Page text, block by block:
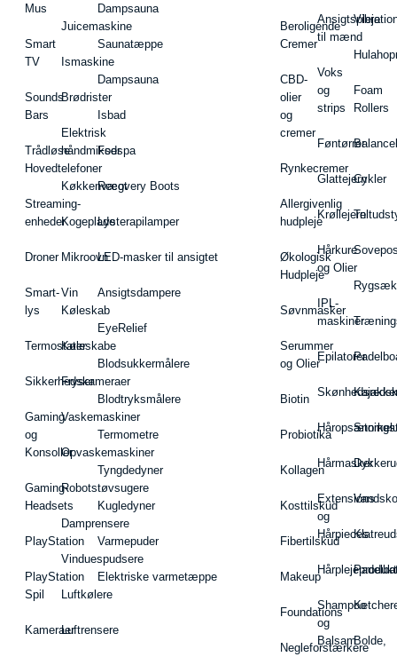
Mus
Smart
TV
Sounds
Bars
Trådløse
Hovedtelefoner
Streaming-
enheder
Droner
Smart-
lys
Termostater
Sikkerhedskameraer
Gaming
og
Konsoller
Gaming-
Headsets
PlayStation
PlayStation
Spil
Kameraer
Juicemaskine
Ismaskine
Brødrister
Elektrisk
håndmikser
Køkkenvægt
Kogeplade
Mikroovn
Vin
Køleskab
Køleskabe
Fryser
Vaskemaskiner
Opvaskemaskiner
Robotstøvsugere
Damprensere
Vinduespudsere
Luftkølere
Luftrensere
Dampsauna
Saunatæppe
Dampsauna
Isbad
Fodspa
Recovery Boots
Lysterapilamper
LED-masker til ansigtet
Ansigtsdampere
EyeRelief
Blodsukkermålere
Blodtryksmålere
Termometre
Tyngdedyner
Kugledyner
Varmepuder
Elektriske varmetæppe
Beroligende
Cremer
CBD-
olier
og
cremer
Rynkecremer
Allergivenlig
hudpleje
Økologisk
Hudpleje
Søvnmasker
Serummer
og Olier
Biotin
Probiotika
Kollagen
Kosttilskud
Fibertilskud
Makeup
Foundations
Negleforstærkere
Ansigtspleje
til mænd
Voks
og
strips
Føntørrer
Glattejern
Krøllejern
Hårkure
og Olier
IPL-
maskiner
Epilatorer
Hårmasker
Extensions
og
Hårpieces
Shampoo
og
Balsam
Foam
Rollers
Cykler
Vandsko
Bolde,